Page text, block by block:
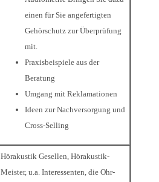
einen für Sie angefertigten
Gehörschutz zur Überprüfung
mit.
Praxisbeispiele aus der
Beratung
Umgang mit Reklamationen
Ideen zur Nachversorgung und
Cross-Selling
Hörakustik Gesellen, Hörakustik-
Meister, u.a. Interessenten, die Ohr-